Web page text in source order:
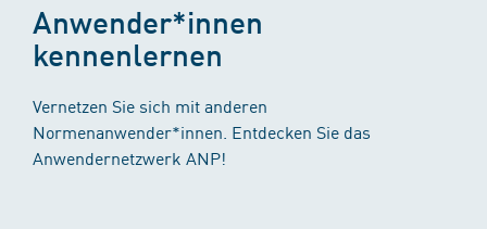
Anwender*innen
kennenlernen
Vernetzen Sie sich mit anderen
Normenanwender*innen. Entdecken Sie das
Anwendernetzwerk ANP!